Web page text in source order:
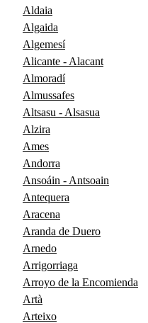
Aldaia
Algaida
Algemesí
Alicante - Alacant
Almoradí
Almussafes
Altsasu - Alsasua
Alzira
Ames
Andorra
Ansoáin - Antsoain
Antequera
Aracena
Aranda de Duero
Arnedo
Arrigorriaga
Arroyo de la Encomienda
Artà
Arteixo